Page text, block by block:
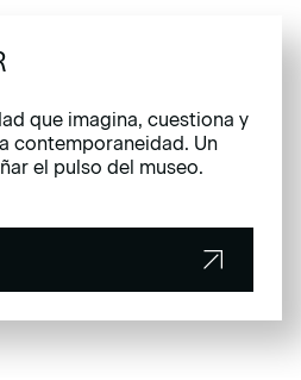
que imagina, cuestiona y
contemporaneidad. Un
el pulso del museo.